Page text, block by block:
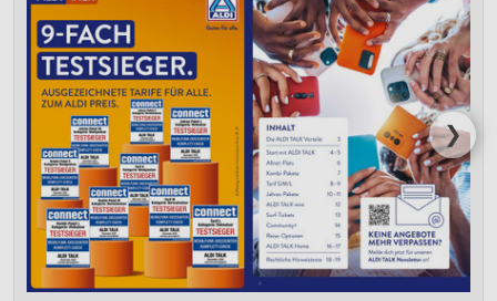
❯
Verwendung von Profilen zur Auswahl
personalisierter Inhalte
Messung der Werbeleistung
Messung der Performance von Inhalten
Analyse von Zielgruppen durch Statistiken oder
Kombinationen von Daten aus verschiedenen
Quellen
Entwicklung und Verbesserung der Angebote
Verwendung reduzierter Daten zur Auswahl von